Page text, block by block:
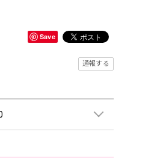
Save
通報する